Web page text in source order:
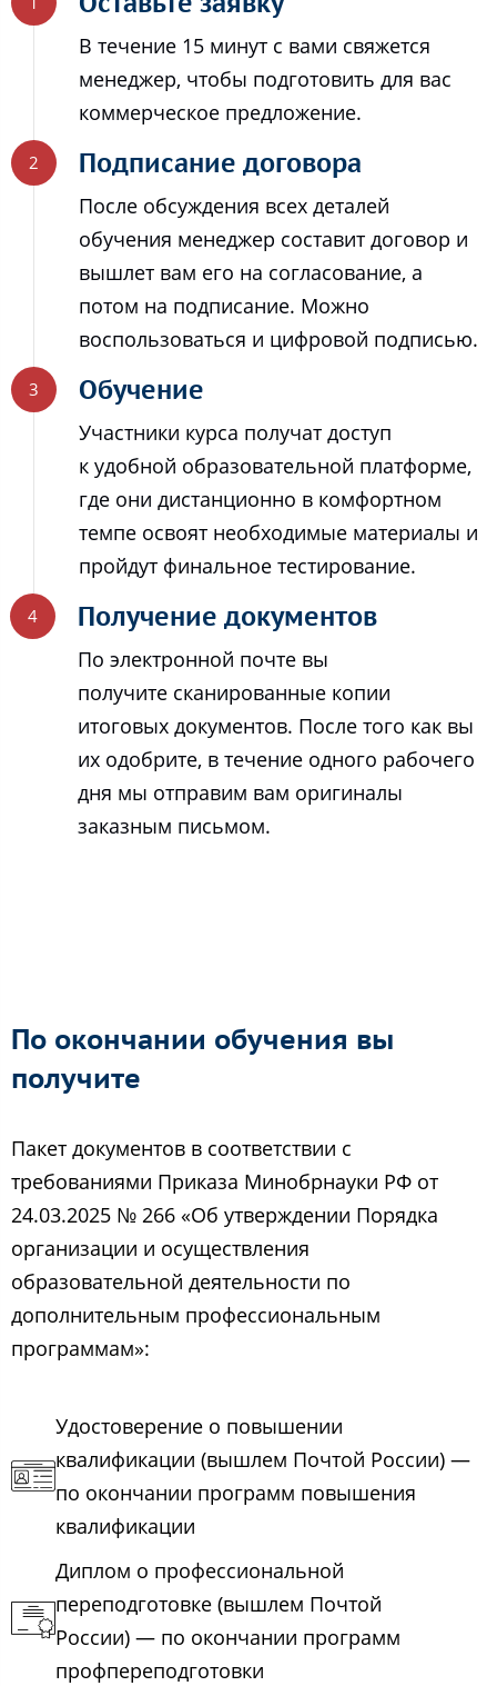
В течение 15 минут с вами свяжется
менеджер, чтобы подготовить для вас
коммерческое предложение.
Подписание договора
После обсуждения всех деталей
обучения менеджер составит договор и
вышлет вам его на согласование, а
потом на подписание. Можно
воспользоваться и цифровой подписью.
Обучение
Участники курса получат доступ
к удобной образовательной платформе,
где они дистанционно в комфортном
темпе освоят необходимые материалы и
пройдут финальное тестирование.
Получение документов
По электронной почте вы
получите сканированные копии
итоговых документов. После того как вы
их одобрите, в течение одного рабочего
дня мы отправим вам оригиналы
заказным письмом.
По окончании обучения вы
получите
Пакет документов в соответствии с
требованиями Приказа Минобрнауки РФ от
24.03.2025 № 266 «Об утверждении Порядка
организации и осуществления
образовательной деятельности по
дополнительным профессиональным
программам»:
Удостоверение о повышении
квалификации (вышлем Почтой России) —
по окончании программ повышения
квалификации
Диплом о профессиональной
переподготовке (вышлем Почтой
России) — по окончании программ
профпереподготовки